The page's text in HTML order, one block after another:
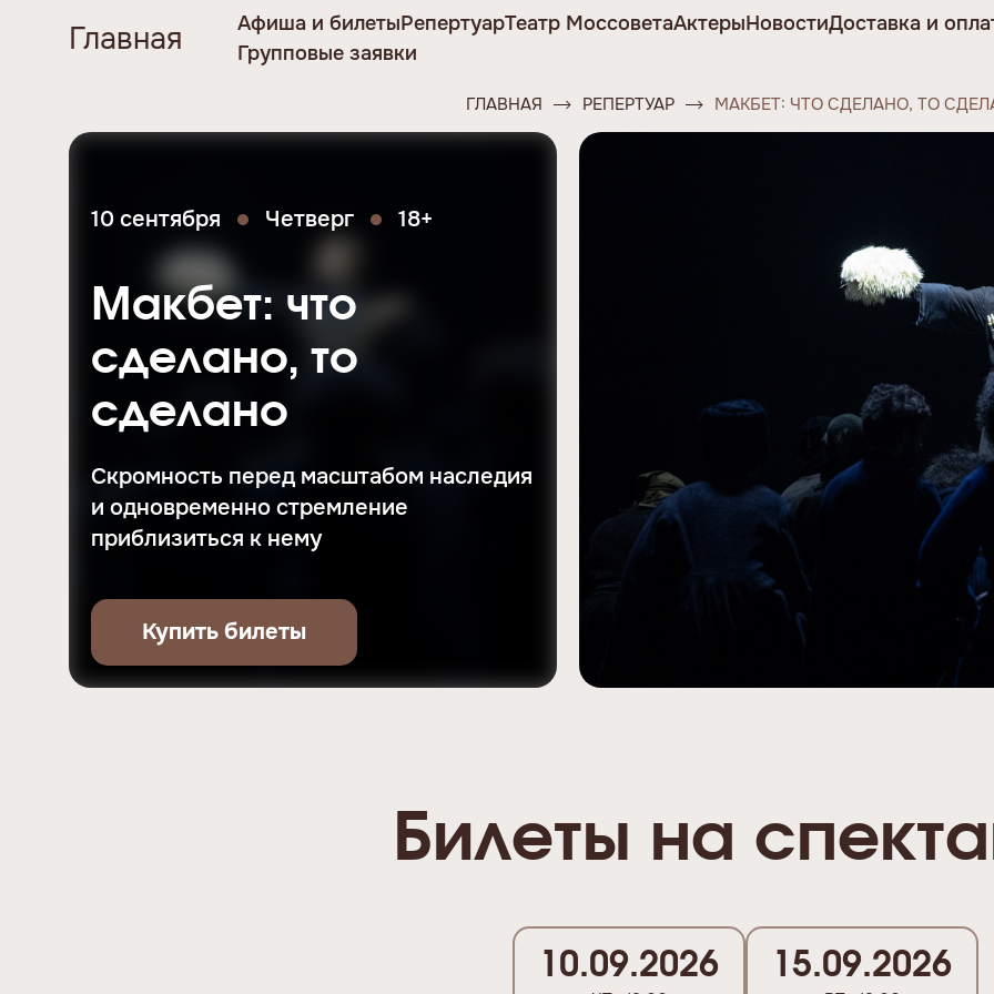
Главная Афиша и билетыРепертуарТеатр МоссоветаАктерыНовостиДоставка и
Групповые заявки
ГЛАВНАЯ РЕПЕРТУАР МАКБЕТ: ЧТО СДЕЛАНО, ТО
10 сентября Четверг 18+
Макбет: что
сделано, то
сделано
Скромность перед масштабом наследия
и одновременно стремление
приблизиться к нему
Купить билеты
Билеты на
10.09.2026 15.09.2026